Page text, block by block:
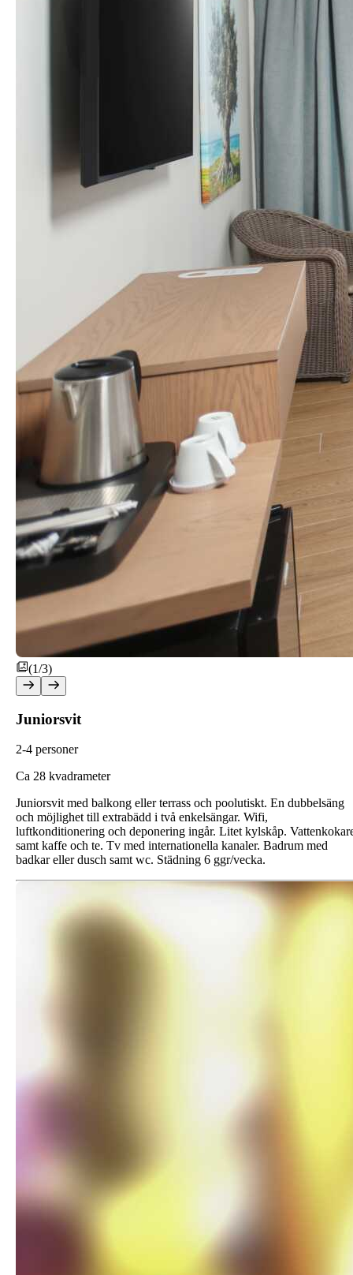
(1/3)
Juniorsvit
2-4 personer
Ca 28 kvadrameter
Juniorsvit med balkong eller terrass och poolutiskt. En dubbelsäng
och möjlighet till extrabädd i två enkelsängar. Wifi,
luftkonditionering och deponering ingår. Litet kylskåp.
samt kaffe och te. Tv med internationella kanaler. Badrum med
badkar eller dusch samt wc. Städning 6 ggr/vecka.